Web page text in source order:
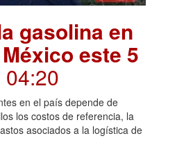
gasolina en
este 5
04:20
en el país depende de
los costos de referencia, la
asociados a la logística de